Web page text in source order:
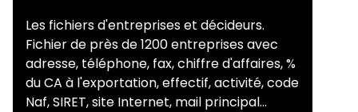
Les fichiers d'entreprises et décideurs.
Fichier de près de 1200 entreprises avec
adresse, téléphone, fax, chiffre d'affaires, %
du CA à l'exportation, effectif, activité, code
Naf, SIRET, site Internet, mail principal...